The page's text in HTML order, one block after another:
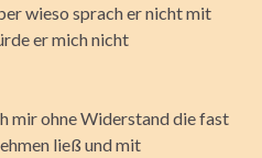
wieso sprach er nicht mit
er mich nicht
mir ohne Widerstand die fast
ließ und mit